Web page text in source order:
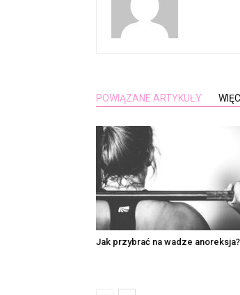
POWIĄZANE ARTYKUŁY
Jak przybrać na wadze anoreksja?